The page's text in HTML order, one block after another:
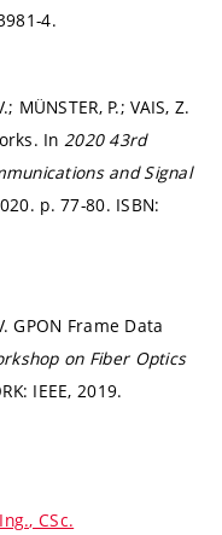
4.
MÜNSTER, P.; VAIS, Z.
In2020 43rd
and Signal
p. 77-80. ISBN:
GPON Frame Data
on Fiber Optics
IEEE, 2019.
CSc.